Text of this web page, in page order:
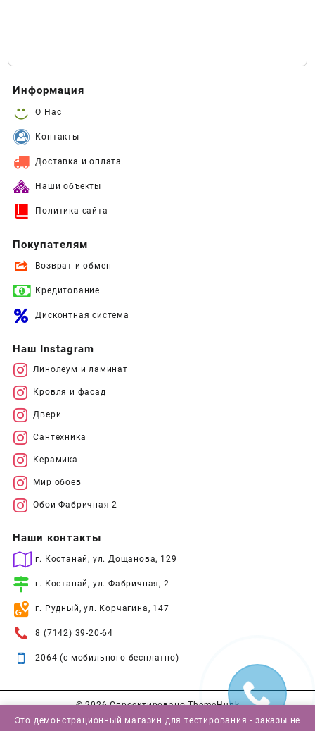
Информация
О Нас
Контакты
Доставка и оплата
Наши объекты
Политика сайта
Покупателям
Возврат и обмен
Кредитование
Дисконтная система
Наш Instagram
Линолеум и ламинат
Кровля и фасад
Двери
Сантехника
Керамика
Мир обоев
Обои Фабричная 2
Наши контакты
г. Костанай, ул. Дощанова, 129
г. Костанай, ул. Фабричная, 2
г. Рудный, ул. Корчагина, 147
8 (7142) 39-20-64
2064 (с мобильного бесплатно)
© 2026Спроектировано ThemeHunk
Это демонстрационный магазин для тестирования - заказы не